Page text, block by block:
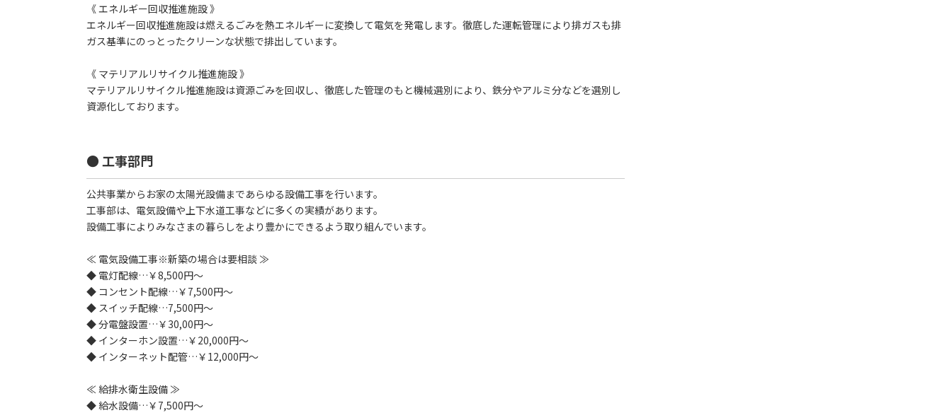
《 エネルギー回収推進施設 》
エネルギー回収推進施設は燃えるごみを熱エネルギーに変換して電気を発電します。徹底した運転管理により排ガスも排
ガス基準にのっとったクリーンな状態で排出しています。
《 マテリアルリサイクル推進施設 》
マテリアルリサイクル推進施設は資源ごみを回収し、徹底した管理のもと機械選別により、鉄分やアルミ分などを選別し
資源化しております。
● 工事部門
公共事業からお家の太陽光設備まであらゆる設備工事を行います。
工事部は、電気設備や上下水道工事などに多くの実績があります。
設備工事によりみなさまの暮らしをより豊かにできるよう取り組んでいます。
≪ 電気設備工事※新築の場合は要相談 ≫
◆ 電灯配線…￥8,500円～
◆ コンセント配線…￥7,500円～
◆ スイッチ配線…7,500円～
◆ 分電盤設置…￥30,00円～
◆ インターホン設置…￥20,000円～
◆ インターネット配管…￥12,000円～
≪ 給排水衛生設備 ≫
◆ 給水設備…￥7,500円～